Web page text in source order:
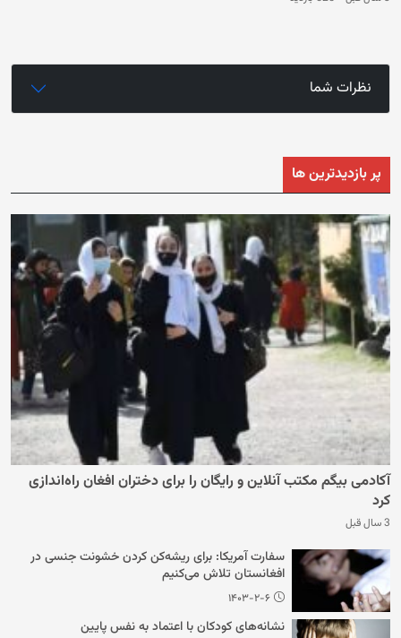
نظرات شما
پر بازدیدترین ها
آکادمی بیگم مکتب آنلاین و رایگان را برای دختران افغان راه‌اندازی
کرد
3 سال قبل
سفارت آمریکا: برای ریشه‌کن کردن خشونت جنسی در
افغانستان تلاش می‌کنیم
۱۴۰۳-۲-۶
نشانه‌های کودکان با اعتماد به نفس پایین